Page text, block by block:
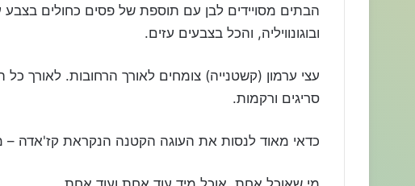
הבתים מסויידים לבן עם תוספת של פסים כחולים בצבע
ובוגונוויליה, והכל בצבעים עזים.
עצי ערמון (קשטנייה) צומחים לאורך הרחובות. לאורך
סריגים ורקמות.
כדאי מאוד לנסות את העוגה הקטנה הנקראת קז'אדה –